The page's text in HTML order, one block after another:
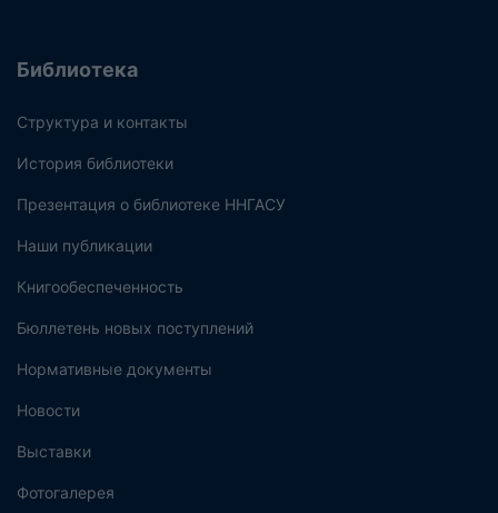
Библиотека
Структура и контакты
История библиотеки
Презентация о библиотеке ННГАСУ
Наши публикации
Книгообеспеченность
Бюллетень новых поступлений
Нормативные документы
Новости
Выставки
Фотогалерея